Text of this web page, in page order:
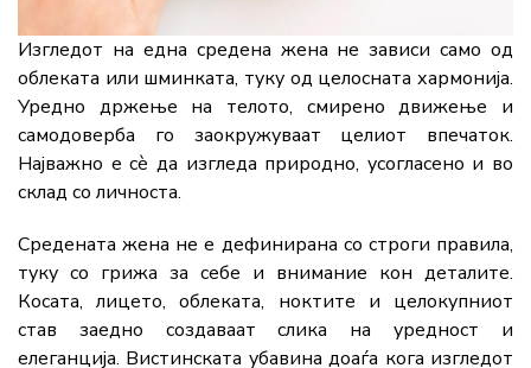
Изгледот на една средена жена не зависи само од
облеката или шминката, туку од целосната хармонија.
Уредно држење на телото, смирено движење и
самодоверба го заокружуваат целиот впечаток.
Најважно е сè да изгледа природно, усогласено и во
склад со личноста.
Средената жена не е дефинирана со строги правила,
туку со грижа за себе и внимание кон деталите.
Косата, лицето, облеката, ноктите и целокупниот
став заедно создаваат слика на уредност и
елеганција. Вистинската убавина доаѓа кога изгледот